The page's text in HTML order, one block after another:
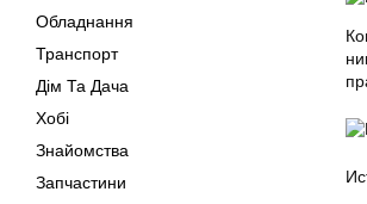
Обладнання
Транспорт
Дім Та Дача
Хобі
Знайомства
Запчастини